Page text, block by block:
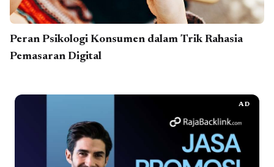
Peran Psikologi Konsumen dalam Trik Rahasia
Pemasaran Digital
AD